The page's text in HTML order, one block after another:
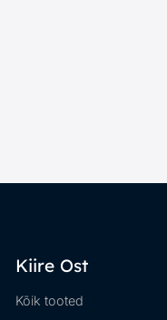
Kiire Ost
Kõik tooted